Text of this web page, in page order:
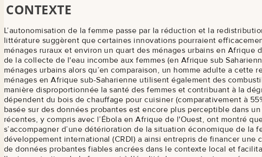
CONTEXTE
L’autonomisation de la femme passe par la réduction et la
littérature suggèrent que certaines innovations pourraient
ménages ruraux et environ un quart des ménages urbains en
de la collecte de l'eau incombe aux femmes (en Afrique sub
ménages urbains alors qu’en comparaison, un homme adulte a cette
ménages en Afrique sub-Saharienne utilisent également des
manière disproportionnée la santé des femmes et contribuant à la
dépendent du bois de chauffage pour cuisiner (comparativement à
basée sur des données probantes est encore plus perceptible dans
récentes, y compris avec l’Ébola en Afrique de l'Ouest, ont montré
s’accompagner d’une détérioration de la situation économique de
développement international (CRDI) a ainsi entrepris de financer une
de données probantes fiables ancrées dans le contexte local et